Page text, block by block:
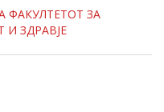
ФАКУЛТЕТОТ ЗА
ЗДРАВЈЕ